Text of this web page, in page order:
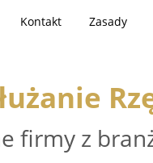
Kontakt Zasady
firmy z